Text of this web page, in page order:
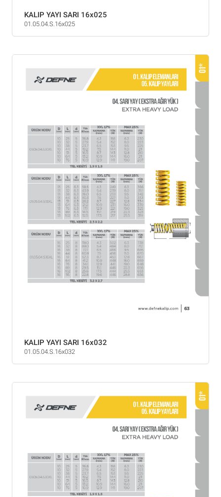
KALIP YAYI SARI 16x025
01.05.04.S.16x025
KALIP YAYI SARI 16x032
01.05.04.S.16x032